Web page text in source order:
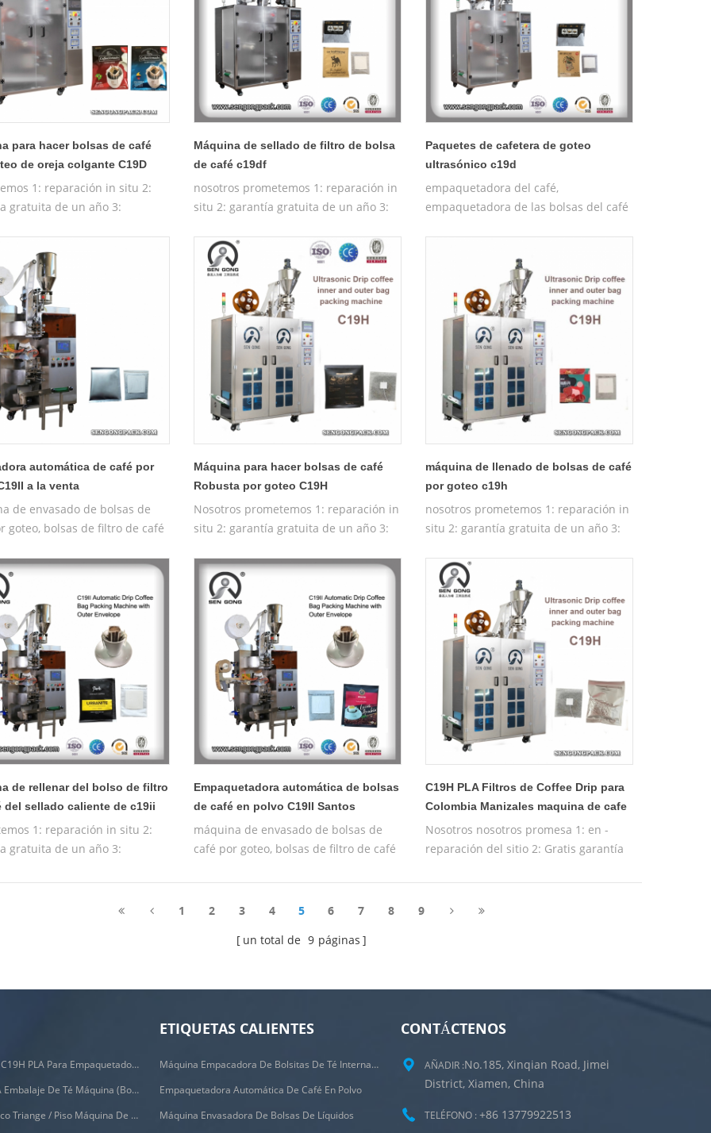
para hacer bolsas de café
de oreja colgante C19D
1: reparación in situ 2:
gratuita de un año 3:
Máquina de sellado de filtro de bolsa
de café c19df
nosotros prometemos 1: reparación in
situ 2: garantía gratuita de un año 3:
entrenamiento gratuito de la máquina
operativa
Paquetes de cafetera de goteo
ultrasónico c19d
empaquetadora del café,
empaquetadora de las bolsas del café
automática de café por
a la venta
de envasado de bolsas de
goteo, bolsas de filtro de café
Máquina para hacer bolsas de café
Robusta por goteo C19H
Nosotros prometemos 1: reparación in
situ 2: garantía gratuita de un año 3:
formación gratuita sobre el
funcionamiento de la máquina
máquina de llenado de bolsas de café
por goteo c19h
nosotros prometemos 1: reparación in
situ 2: garantía gratuita de un año 3:
entrenamiento gratuito de la máquina
operativa
de rellenar del bolso de filtro
del sellado caliente de c19ii
1: reparación in situ 2:
gratuita de un año 3:
gratuito de la máquina
Empaquetadora automática de bolsas
de café en polvo C19II Santos
máquina de envasado de bolsas de
café por goteo, bolsas de filtro de café
C19H PLA Filtros de Coffee Drip para
Colombia Manizales maquina de cafe
Nosotros nosotros promesa 1: en -
reparación del sitio 2: Gratis garantía
pruebas 4: Gratis Entrenamiento de la
máquina operativa
1 2 3 4 5 6 7 8
9
un total de 9 páginas
Filtros Biodegradables C19H PLA Para Empaquetadora De Bolsas De Café Por Goteo
C88DX Automático PLA Embalaje De Té Máquina (bolsa Tipo)
C28DX Nylon Automático Triange / Piso Máquina De Embalaje De Bolsitas De Té Pequeño
ETIQUETAS CALIENTES
Máquina Empacadora De Bolsitas De Té Internas Y Externas
Empaquetadora Automática De Café En Polvo
Máquina Envasadora De Bolsas De Líquidos
CONTÁCTENOS
AÑADIR :No.185, Xinqian Road, Jimei
District, Xiamen, China
TELÉFONO : +86 13779922513